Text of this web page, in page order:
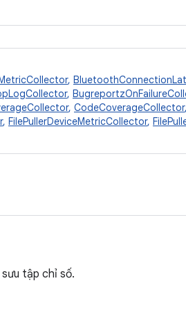
,
,
, CodeCoverageCollector
, FilePullerDeviceMetricCollector,
tập chỉ số.